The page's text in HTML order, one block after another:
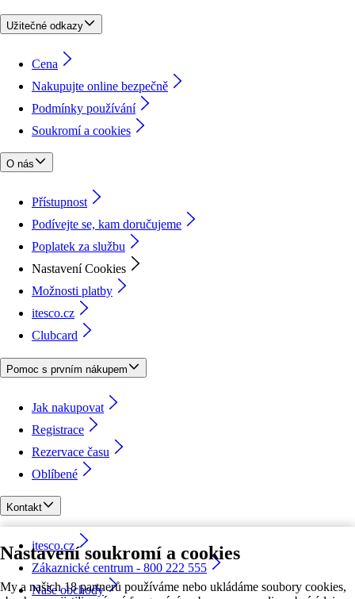
Nastavení soukromí a cookies
My a našich 18 partnerů používáme nebo ukládáme soubory cookies,
Užitečné odkazy
Cena
Nakupujte online bezpečně
Podmínky používání
Soukromí a cookies
O nás
Přístupnost
Podívejte se, kam doručujeme
Poplatek za službu
Nastavení Cookies
Možnosti platby
itesco.cz
Clubcard
Pomoc s prvním nákupem
Jak nakupovat
Registrace
Rezervace času
Oblíbené
Kontakt
itesco.cz
Zákaznické centrum - 800 222 555
Naše obchody